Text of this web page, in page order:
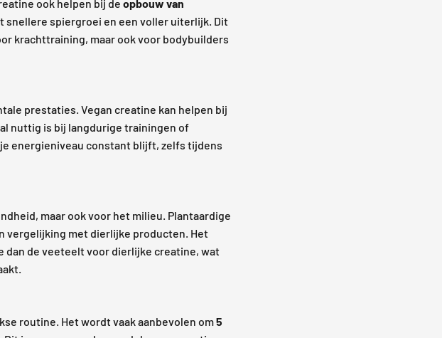
ook helpen bij de opbouw van
snellere spiergroei en een voller uiterlijk. Dit
krachttraining, maar ook voor bodybuilders
prestaties. Vegan creatine kan helpen bij
nuttig is bij langdurige trainingen of
energieniveau constant blijft, zelfs tijdens
maar ook voor het milieu. Plantaardige
vergelijking met dierlijke producten. Het
dan de veeteelt voor dierlijke creatine, wat
routine. Het wordt vaak aanbevolen om5